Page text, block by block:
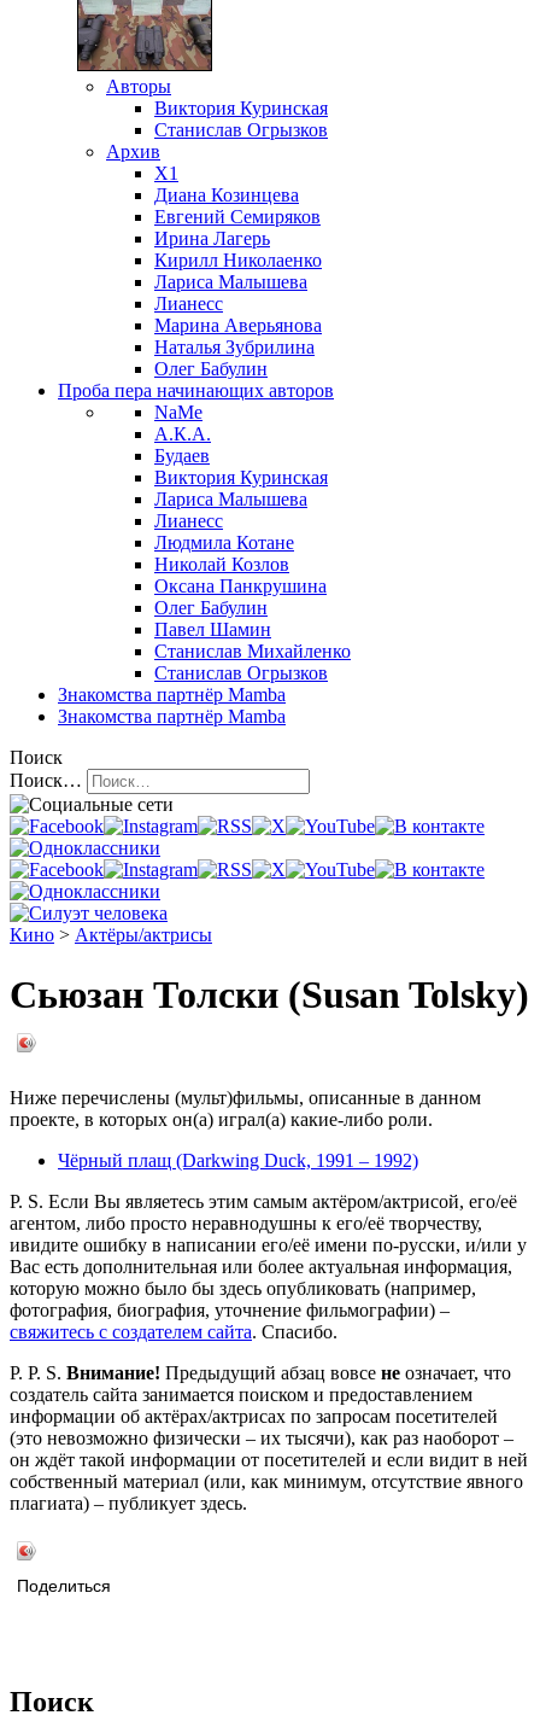
Авторы
Виктория Куринская
Станислав Огрызков
Архив
X1
Диана Козинцева
Евгений Семиряков
Ирина Лагерь
Кирилл Николаенко
Лариса Малышева
Лианесс
Марина Аверьянова
Наталья Зубрилина
Олег Бабулин
Проба пера начинающих авторов
NaMe
А.К.А.
Будаев
Виктория Куринская
Лариса Малышева
Лианесс
Людмила Котане
Николай Козлов
Оксана Панкрушина
Олег Бабулин
Павел Шамин
Станислав Михайленко
Станислав Огрызков
Знакомства партнёр Mamba
Знакомства партнёр Mamba
Поиск
Поиск…
Кино > Актёры/актрисы
Сьюзан Толски (Susan Tolsky)
Ниже перечислены (мульт)фильмы, описанные в данном
проекте, в которых он(а) играл(а) какие-либо роли.
Чёрный плащ (Darkwing Duck, 1991 – 1992)
P. S. Если Вы являетесь этим самым актёром/актрисой, его/её
агентом, либо просто неравнодушны к его/её творчеству,
ивидите ошибку в написании его/её имени по-русски, и/или у
Вас есть дополнительная или более актуальная информация,
которую можно было бы здесь опубликовать (например,
фотография, биография, уточнение фильмографии) –
свяжитесь с создателем сайта. Спасибо.
P. P. S. Внимание! Предыдущий абзац вовсе не означает, что
создатель сайта занимается поиском и предоставлением
информации об актёрах/актрисах по запросам посетителей
(это невозможно физически – их тысячи), как раз наоборот –
он ждёт такой информации от посетителей и если видит в ней
собственный материал (или, как минимум, отсутствие явного
плагиата) – публикует здесь.
Поделиться
Поиск